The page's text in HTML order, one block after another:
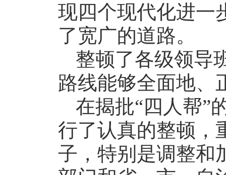
现四个现代化进一
了宽广的道路。
整顿了各级领导
路线能够全面地、
在揭批“四人帮”
行了认真的整顿，
子，特别是调整和